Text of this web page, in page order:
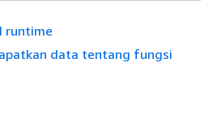
runtime
data tentang fungsi